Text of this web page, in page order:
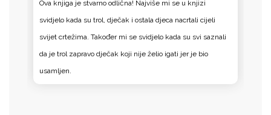
Ova knjiga je stvarno odlična! Najviše mi se u knjizi
svidjelo kada su trol, dječak i ostala djeca nacrtali cijeli
svijet crtežima. Također mi se svidjelo kada su svi saznali
da je trol zapravo dječak koji nije želio igati jer je bio
usamljen.